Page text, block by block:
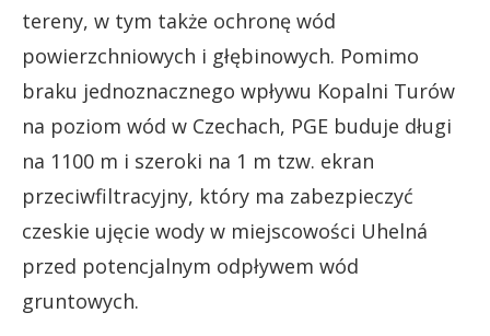
tereny, w tym także ochronę wód
powierzchniowych i głębinowych. Pomimo
braku jednoznacznego wpływu Kopalni Turów
na poziom wód w Czechach, PGE buduje długi
na 1100 m i szeroki na 1 m tzw. ekran
przeciwfiltracyjny, który ma zabezpieczyć
czeskie ujęcie wody w miejscowości Uhelná
przed potencjalnym odpływem wód
gruntowych.